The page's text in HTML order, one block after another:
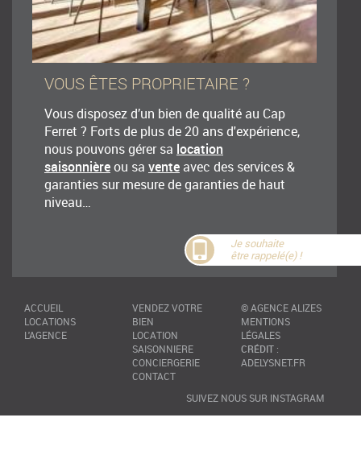
VOUS ÊTES PROPRIETAIRE ?
Vous disposez d’un bien de qualité au Cap
Ferret ? Forts de plus de 20 ans d'expérience,
nous pouvons gérer sa location
saisonnièreou sa vente avec des services &
garanties sur mesure de garanties de haut
niveau…
ACCUEIL
LOCATIONS
L'AGENCE
VENDEZ VOTRE
BIEN
LOCATION
SAISONNIERE
CONCIERGERIE
CONTACT
©AGENCE ALIZES
MENTIONS
LÉGALES
CRÉDIT:
ADELYSNET.FR
SUIVEZ NOUS SUR INSTAGRAM
Je souhaite
être rappelé(e) !